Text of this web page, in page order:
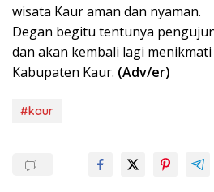
wisata Kaur aman dan nyaman.
Degan begitu tentunya
dan akan kembali lagi
Kabupaten Kaur. (Adv/er)
#kaur